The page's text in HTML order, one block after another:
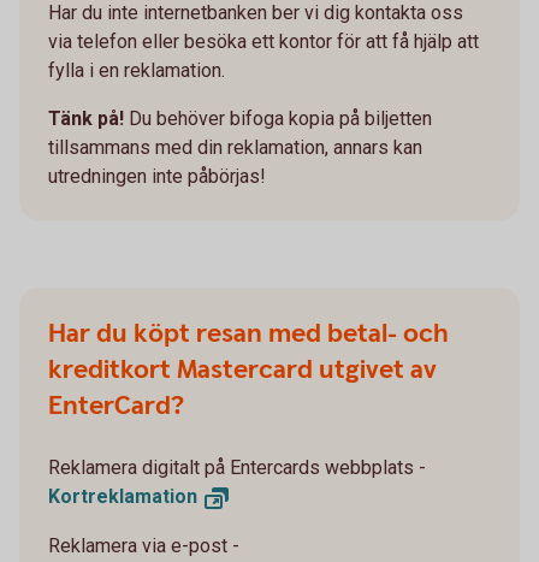
Har du inte internetbanken ber vi dig kontakta oss
via telefon eller besöka ett kontor för att få hjälp att
fylla i en reklamation.
Tänk på! Du behöver bifoga kopia på biljetten
tillsammans med din reklamation, annars kan
utredningen inte påbörjas!
Har du köpt resan med betal- och
kreditkort Mastercard utgivet av
EnterCard?
Reklamera digitalt på Entercards webbplats -
Kortreklamation
Reklamera via e-post -